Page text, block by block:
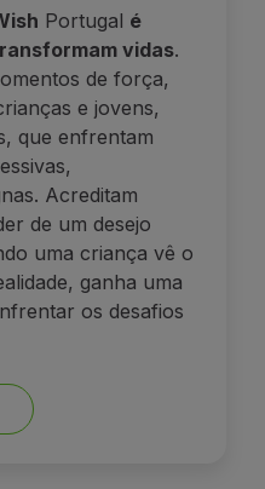
Portugal é
vidas.
de força,
e jovens,
que enfrentam
Acreditam
de um desejo
uma criança vê o
ganha uma
os desafios